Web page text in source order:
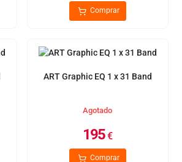
Comprar
ART Graphic EQ 1 x 31 Band
Agotado
195€
Comprar